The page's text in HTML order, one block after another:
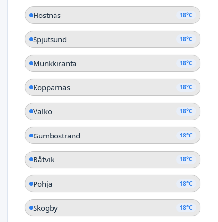
Höstnäs 18°C
Spjutsund 18°C
Munkkiranta 18°C
Kopparnäs 18°C
Valko 18°C
Gumbostrand 18°C
Båtvik 18°C
Pohja 18°C
Skogby 18°C